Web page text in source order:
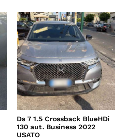
Ds 7 1.5 Crossback BlueHDi
130 aut. Business 2022
USATO